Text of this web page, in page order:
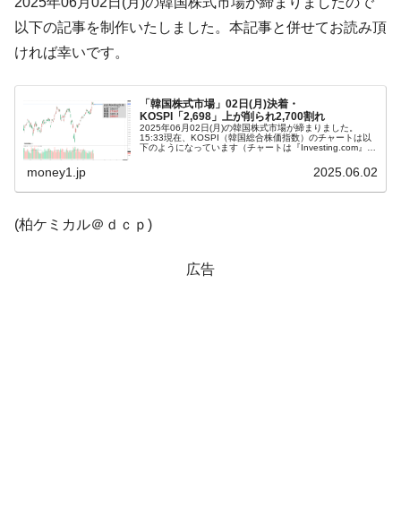
にぶん殴る法案」提出！⇒ クーパン問題は合衆国企業に対
する差別。許してはおかぬ
『Money1』
韓国ボンクラ政策室長･金容範、株価暴落に
『Money1』
韓国半導体『SKハイニックス』2026年2Qの
業績「史上最高益」当期純利益は前年同期比13.4倍に。
『Money1』
韓国･加徳島新国際空港「またも暗礁」の危
機 ⇒ 10.7兆では損が出るからできない。
日(水)もサイドカー・サーキットブレイカーの二段コンボ
IT産業は人を雇用する効果は低い。全産業の
以下の記事を制作いたしました。本記事と併せてお読み頂
ければ幸いです。
「韓国株式市場」02日(月)決着・
KOSPI「2,698」上が削られ2,700割れ
2025年06月02日(月)の韓国株式市場が締まりました。
15:33現在、KOSPI（韓国総合株価指数）のチャートは以
下のようになっています（チャートは『Investing.com』よ
money1.jp 2025.06.02
(柏ケミカル＠ｄｃｐ)
広告